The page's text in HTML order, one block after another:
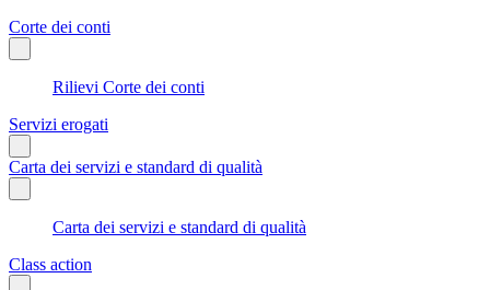
Corte dei conti
Rilievi Corte dei conti
Servizi erogati
Carta dei servizi e standard di qualità
Carta dei servizi e standard di qualità
Class action